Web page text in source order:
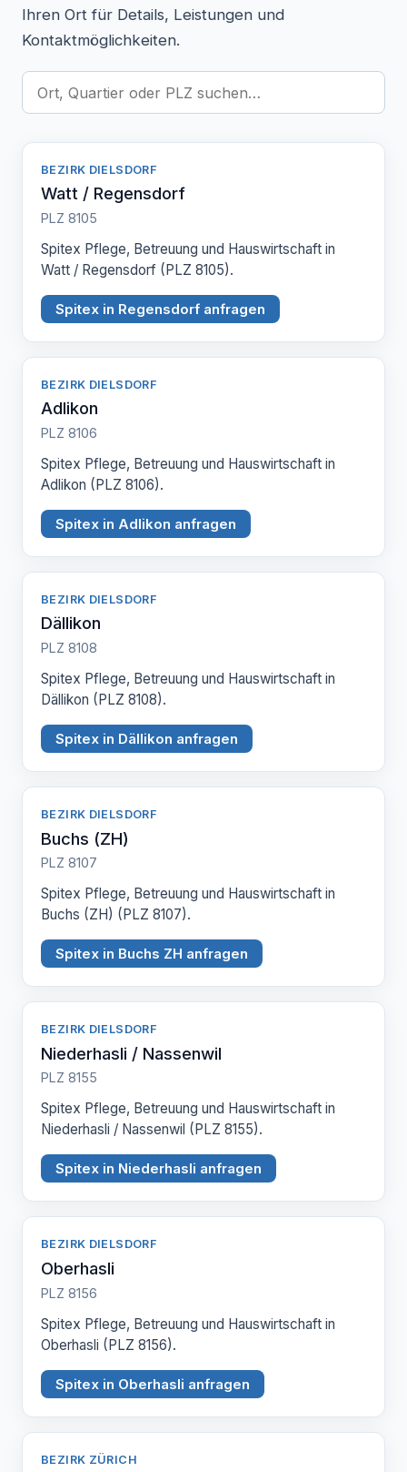
Ihren Ort für Details, Leistungen und
Kontaktmöglichkeiten.
BEZIRK DIELSDORF
Watt / Regensdorf
PLZ 8105
Spitex Pflege, Betreuung und Hauswirtschaft in
Watt / Regensdorf (PLZ 8105).
Spitex in Regensdorf anfragen
BEZIRK DIELSDORF
Adlikon
PLZ 8106
Spitex Pflege, Betreuung und Hauswirtschaft in
Adlikon (PLZ 8106).
Spitex in Adlikon anfragen
BEZIRK DIELSDORF
Dällikon
PLZ 8108
Spitex Pflege, Betreuung und Hauswirtschaft in
Dällikon (PLZ 8108).
Spitex in Dällikon anfragen
BEZIRK DIELSDORF
Buchs (ZH)
PLZ 8107
Spitex Pflege, Betreuung und Hauswirtschaft in
Buchs (ZH) (PLZ 8107).
Spitex in Buchs ZH anfragen
BEZIRK DIELSDORF
Niederhasli / Nassenwil
PLZ 8155
Spitex Pflege, Betreuung und Hauswirtschaft in
Niederhasli / Nassenwil (PLZ 8155).
Spitex in Niederhasli anfragen
BEZIRK DIELSDORF
Oberhasli
PLZ 8156
Spitex Pflege, Betreuung und Hauswirtschaft in
Oberhasli (PLZ 8156).
Spitex in Oberhasli anfragen
BEZIRK ZÜRICH